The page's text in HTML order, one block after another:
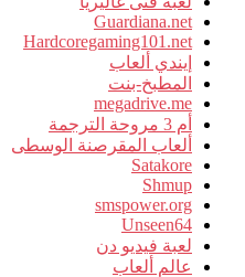
Guardiana.net
Hardcoregaming101.net
إيندي ألعاب
المطبخ-بنت
megadrive.me
أم 3 مروحة الترجمة
ألعاب المقرصنة الوسطى
Satakore
Shmup
smspower.org
Unseen64
لعبة فيديو دن
عالم ألعاب